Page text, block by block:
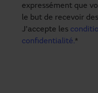
expressément que
le but de recevoir
J'accepte les
confidentialité.*